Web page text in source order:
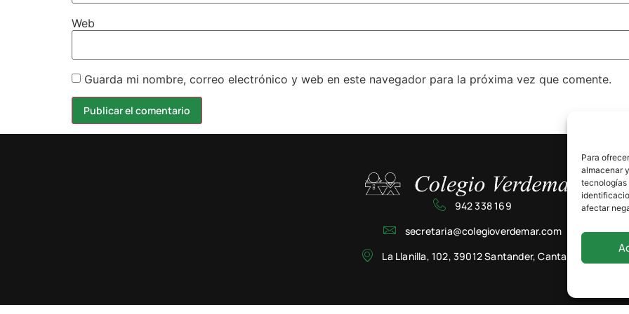
Para
almacenar
tecnologías
afectar
Web
Guarda mi nombre, correo electrónico y web en este navegador para la próxima vez que comente.
942 338 169
secretaria@colegioverdemar.com
La Llanilla, 102, 39012 Santander, Cantabria